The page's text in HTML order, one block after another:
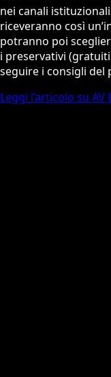
nei canali
riceveranno così
potranno poi
i preservativi
seguire i consigli del
Leggi l’articolo su AV